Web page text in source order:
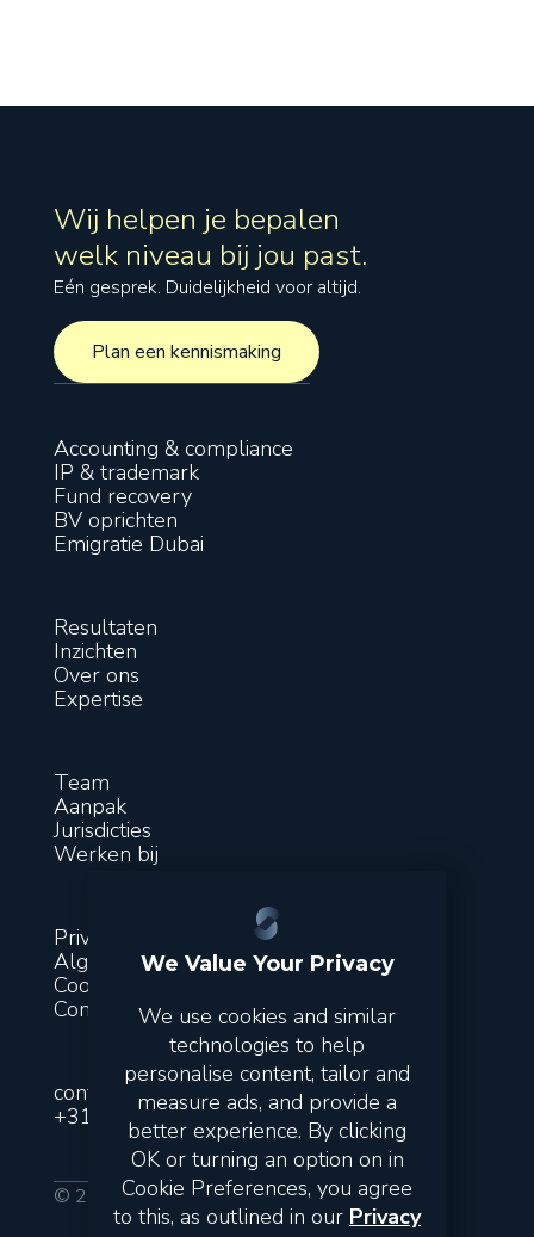
Wij helpen je bepalen
welk niveau bij jou past.
Eén gesprek. Duidelijkheid voor altijd.
Plan een kennismaking
Accounting & compliance
IP & trademark
Fund recovery
BV oprichten
Emigratie Dubai
Resultaten
Inzichten
Over ons
Expertise
Team
Aanpak
Jurisdicties
Werken bij
Privacy
Algemene voorwaarden
Cookies
Contact
contact@suitsfinance.com
+31 851 300 243
© 2026 Suits. All rights reserved.
We Value Your Privacy
We use cookies and similar
technologies to help
personalise content, tailor and
measure ads, and provide a
better experience. By clicking
OK or turning an option on in
Cookie Preferences, you agree
to this, as outlined in our Privacy